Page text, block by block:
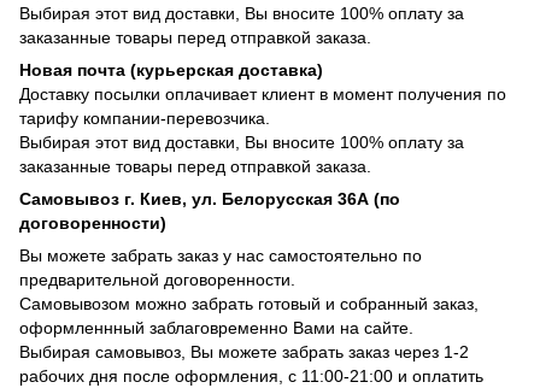
Выбирая этот вид доставки, Вы вносите 100% оплату за
заказанные товары перед отправкой заказа.
Новая почта (курьерская доставка)
Доставку посылки оплачивает клиент в момент получения по
тарифу компании-перевозчика.
Выбирая этот вид доставки, Вы вносите 100% оплату за
заказанные товары перед отправкой заказа.
Самовывоз г. Киев, ул. Белорусская 36А (по
договоренности)
Вы можете забрать заказ у нас самостоятельно по
предварительной договоренности.
Самовывозом можно забрать готовый и собранный заказ,
оформленнный заблаговременно Вами на сайте.
Выбирая самовывоз, Вы можете забрать заказ через 1-2
рабочих дня после оформления, с 11:00-21:00 и оплатить